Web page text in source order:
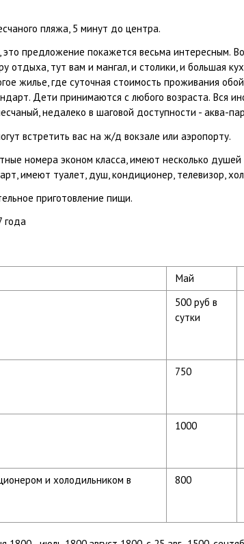
пляжа, 5 минут до центра.
предложение покажется весьма интересным.
отдыха, тут вам и мангал, и столики, и большая
жилье, где суточная стоимость проживания
Дети принимаются с любого возраста. Вся
недалеко в шаговой доступности - аква-
встретить вас на ж/д вокзале или аэропорту.
номера эконом класса, имеют несколько
имеют туалет, душ, кондиционер, телевизор,
приготовление пищи.
года
Май
500 руб в
сутки
750
1000
и холодильником в
800